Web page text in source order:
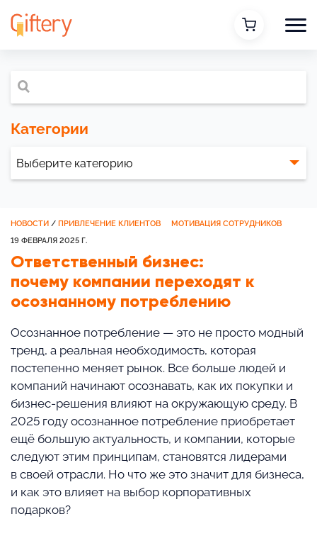
Категории
НОВОСТИ / ПРИВЛЕЧЕНИЕ КЛИЕНТОВ
МОТИВАЦИЯ СОТРУДНИКОВ
19 ФЕВРАЛЯ 2025 Г.
Ответственный бизнес:
почему компании переходят к
осознанному потреблению
Осознанное потребление — это не просто модный
тренд, а реальная необходимость, которая
постепенно меняет рынок. Все больше людей и
компаний начинают осознавать, как их покупки и
бизнес-решения влияют на окружающую среду. В
2025 году осознанное потребление приобретает
ещё большую актуальность, и компании, которые
следуют этим принципам, становятся лидерами
в своей отрасли. Но что же это значит для бизнеса,
и как это влияет на выбор корпоративных
подарков?